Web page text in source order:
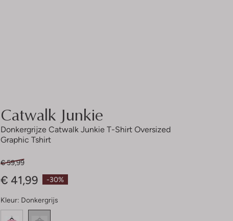
Catwalk Junkie
Donkergrijze Catwalk Junkie T-Shirt Oversized
Graphic Tshirt
-30%
€ 59,99
€ 41,99
Kleur: Donkergrijs